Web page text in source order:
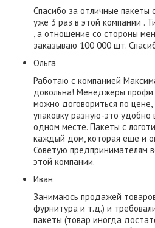
Спасибо за отличные пакеты
уже 3 раз в этой компании .
, а отношение со стороны
заказываю 100 000 шт.
Ольга
Работаю с компанией
довольна! Менеджеры профи
можно договориться по
упаковку разную-это удобно
одном месте. Пакеты с
каждый дом, которая еще и
Советую предпринимателям
этой компании.
Иван
Занимаюсь продажей
фурнитура и т.д.) и
пакеты (товар иногда